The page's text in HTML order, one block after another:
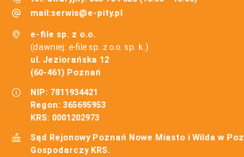
mail:serwis@e-pity.pl
e-file sp. z o.o.
(dawniej: e-file sp. z o.o. sp. k.)
ul. Jeziorańska 12
(60-461) Poznań
NIP: 7811934421
Regon: 365695953
KRS: 0001202973
Sąd Rejonowy Poznań Nowe Miasto i Wilda w
Gospodarczy KRS.